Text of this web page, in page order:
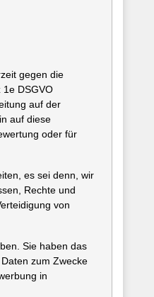
gegen die
DSGVO
auf der
auf diese
oder für
es sei denn, wir
Rechte und
von
Sie haben das
zum Zwecke
in